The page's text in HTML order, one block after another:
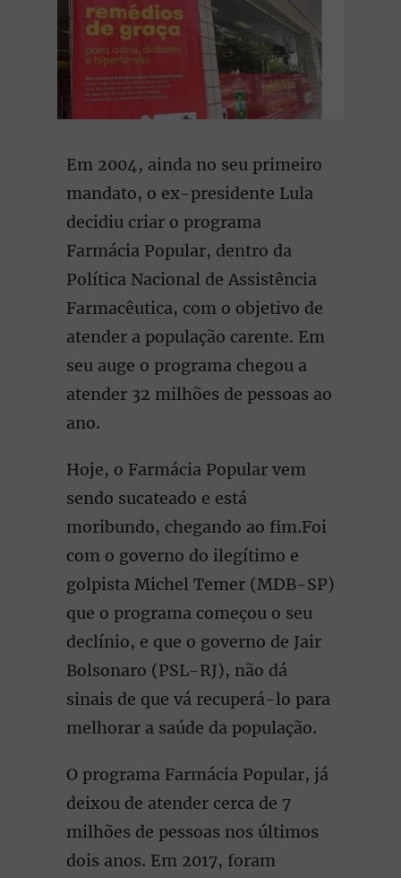
Em 2004, ainda no seu primeiro
mandato, o ex-presidente Lula
decidiu criar o programa
Farmácia Popular, dentro da
Política Nacional de Assistência
Farmacêutica, com o objetivo de
atender a população carente. Em
seu auge o programa chegou a
atender 32 milhões de pessoas ao
ano.
Hoje, o Farmácia Popular vem
sendo sucateado e está
moribundo, chegando ao fim.Foi
com o governo do ilegítimo e
golpista Michel Temer (MDB-SP)
que o programa começou o seu
declínio, e que o governo de Jair
Bolsonaro (PSL-RJ), não dá
sinais de que vá recuperá-lo para
melhorar a saúde da população.
O programa Farmácia Popular, já
deixou de atender cerca de 7
milhões de pessoas nos últimos
dois anos. Em 2017, foram